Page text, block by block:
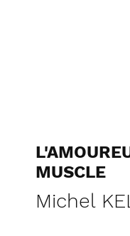
MUSCLE
Michel